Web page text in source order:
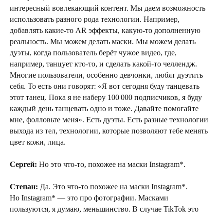
интересный вовлекающий контент. Мы даем возможность
использовать разного рода технологии. Например,
добавлять какие-то AR эффекты, какую-то дополненную
реальность. Мы можем делать маски. Мы можем делать
дуэты, когда пользователь берёт чужое видео, где,
например, танцует кто-то, и сделать какой-то челлендж.
Многие пользователи, особенно девчонки, любят дуэтить
себя. То есть они говорят: «Я вот сегодня буду танцевать
этот танец. Пока я не наберу 100 000 подписчиков, я буду
каждый день танцевать одно и тоже. Давайте помогайте
мне, фолловьте меня». Есть дуэты. Есть разные технологии
выхода из тел, технологии, которые позволяют тебе менять
цвет кожи, лица.
Сергей: Но это что-то, похожее на маски Instagram*.
Степан: Да. Это что-то похожее на маски Instagram*.
Но Instagram* — это про фотографии. Масками
пользуются, я думаю, меньшинство. В случае TikTok это